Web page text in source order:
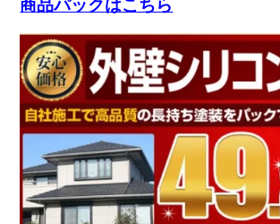
商品パックはこちら